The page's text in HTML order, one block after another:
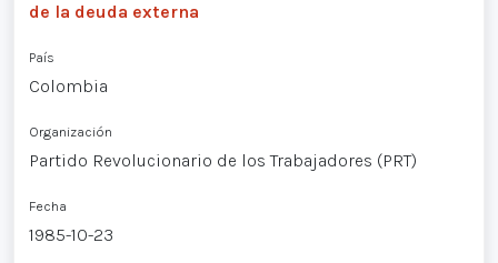
de la deuda externa
País
Colombia
Organización
Partido Revolucionario de los Trabajadores (PRT)
Fecha
1985-10-23